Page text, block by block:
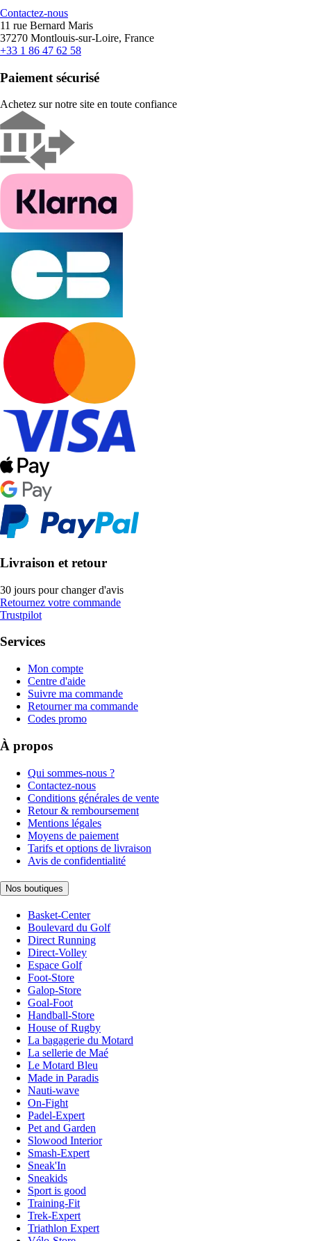
Contactez-nous
11 rue Bernard Maris
37270 Montlouis-sur-Loire, France
+33 1 86 47 62 58
Paiement sécurisé
Achetez sur notre site en toute confiance
Livraison et retour
30 jours pour changer d'avis
Retournez votre commande
Trustpilot
Services
Mon compte
Centre d'aide
Suivre ma commande
Retourner ma commande
Codes promo
À propos
Qui sommes-nous ?
Contactez-nous
Conditions générales de vente
Retour & remboursement
Mentions légales
Moyens de paiement
Tarifs et options de livraison
Avis de confidentialité
Nos boutiques
Basket-Center
Boulevard du Golf
Direct Running
Direct-Volley
Espace Golf
Foot-Store
Galop-Store
Goal-Foot
Handball-Store
House of Rugby
La bagagerie du Motard
La sellerie de Maé
Le Motard Bleu
Made in Paradis
Nauti-wave
On-Fight
Padel-Expert
Pet and Garden
Slowood Interior
Smash-Expert
Sneak'In
Sneakids
Sport is good
Training-Fit
Trek-Expert
Triathlon Expert